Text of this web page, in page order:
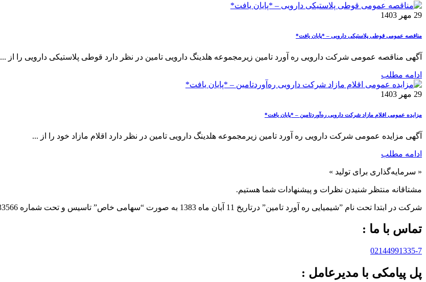
29 مهر 1403
مناقصه عمومی قوطی پلاستیکی دارویی – *پایان یافت*
آگهی مناقصه عمومی شرکت دارویی ره آورد تامین زیرمجموعه هلدینگ دارویی تامین در نظر دارد قوطی پلاستیکی دارویی را از ...
ادامه مطلب
29 مهر 1403
مزایده عمومی اقلام مازاد شرکت دارویی‌ ره‌آوردتامین – *پایان یافت*
آگهی مزایده عمومی شرکت دارویی ره آورد تامین زیرمجموعه هلدینگ دارویی تامین در نظر دارد اقلام مازاد خود را از ...
ادامه مطلب
« سرمایه‌گذاری برای تولید »
مشتاقانه منتظر شنیدن نظرات و پیشنهادات شما هستیم.
شرکت در ابتدا تحت نام ”شیمیایی ره آورد تامين” درتاريخ 11 آبان ماه 1383 به صورت “سهامی خاص” تاسيس و تحت شماره 233566 در اداره ثبت شرکت ها و مالکيت صنعتی تهران به ثبت رسيده است.
تماس با ما :
02144991335-7
پل پیامکی با مدیرعامل :